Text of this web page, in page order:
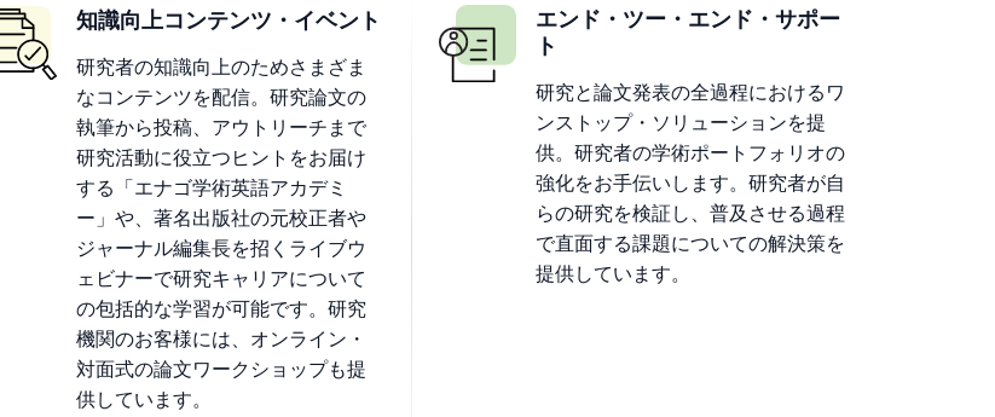
知識向上コンテンツ・イベント
研究者の知識向上のためさまざま
なコンテンツを配信。研究論文の
執筆から投稿、アウトリーチまで
研究活動に役立つヒントをお届け
する「エナゴ学術英語アカデミ
ー」や、著名出版社の元校正者や
ジャーナル編集長を招くライブウ
ェビナーで研究キャリアについて
の包括的な学習が可能です。研究
機関のお客様には、オンライン・
対面式の論文ワークショップも提
供しています。
エンド・ツー・エンド・サポー
ト
研究と論文発表の全過程におけるワ
ンストップ・ソリューションを提
供。研究者の学術ポートフォリオの
強化をお手伝いします。研究者が自
らの研究を検証し、普及させる過程
で直面する課題についての解決策を
提供しています。